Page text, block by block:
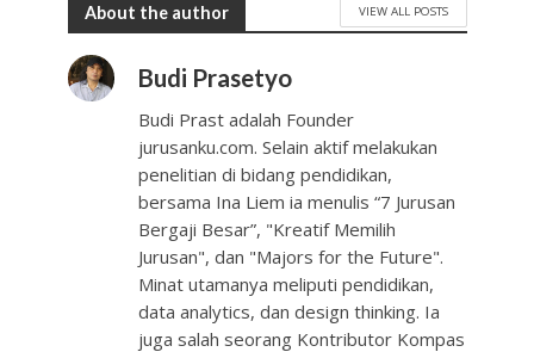
About the author VIEW ALL POSTS
Budi Prasetyo
Budi Prast adalah Founder
jurusanku.com. Selain aktif melakukan
penelitian di bidang pendidikan,
bersama Ina Liem ia menulis “7 Jurusan
Bergaji Besar”, "Kreatif Memilih
Jurusan", dan "Majors for the Future".
Minat utamanya meliputi pendidikan,
data analytics, dan design thinking. Ia
juga salah seorang Kontributor Kompas